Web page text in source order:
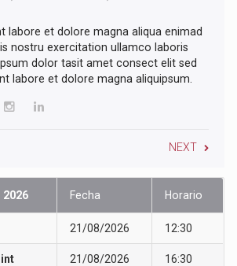
labore et dolore magna aliqua enimad
nostru exercitation ullamco laboris
dolor tasit amet consect elit sed
labore et dolore magna aliquipsum.
NEXT
2026 Fecha Horario
21/08/2026 12:30
21/08/2026 16:30